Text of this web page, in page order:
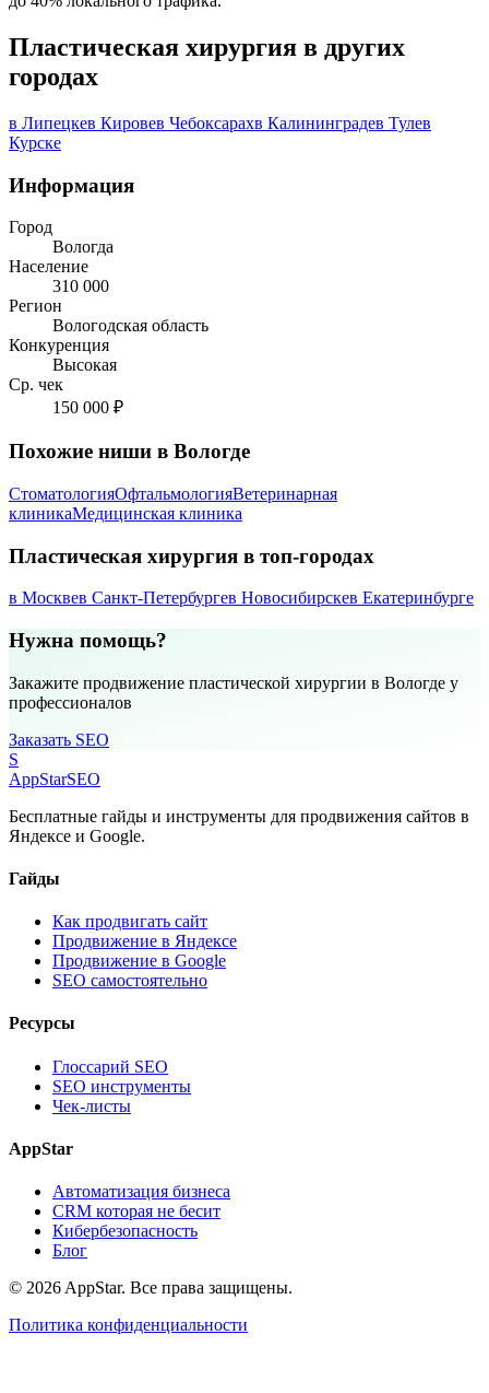
Пластическая хирургия в других
городах
в Липецкев Кировев Чебоксарахв Калининградев Тулев
Курске
Информация
Город
Вологда
Население
310 000
Регион
Вологодская область
Конкуренция
Высокая
Ср. чек
150 000 ₽
Похожие ниши в Вологде
СтоматологияОфтальмологияВетеринарная
клиникаМедицинская клиника
Пластическая хирургия в топ-городах
в Москвев Санкт-Петербургев Новосибирскев Екатеринбурге
Нужна помощь?
Закажите продвижение пластической хирургии в Вологде у
профессионалов
Заказать SEO
S
AppStarSEO
Бесплатные гайды и инструменты для продвижения сайтов в
Яндексе и Google.
Гайды
Как продвигать сайт
Продвижение в Яндексе
Продвижение в Google
SEO самостоятельно
Ресурсы
Глоссарий SEO
SEO инструменты
Чек-листы
AppStar
Автоматизация бизнеса
CRM которая не бесит
Кибербезопасность
Блог
© 2026 AppStar. Все права защищены.
Политика конфиденциальности